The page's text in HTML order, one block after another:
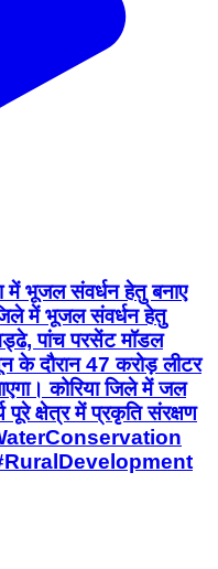
में भूजल संवर्धन हेतु बनाए
में भूजल संवर्धन हेतु
पांच परसेंट मॉडल
के दौरान 47 करोड़ लीटर
कोरिया जिले में जल
क्षेत्र में प्रकृति संरक्षण